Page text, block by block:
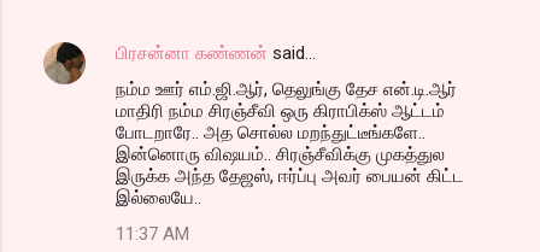
பிரசன்னா கண்ணன் said…
நம்ம ஊர் எம்.ஜி.ஆர், தெலுங்கு தேச என்.டி.ஆர்
மாதிரி நம்ம சிரஞ்சீவி ஒரு கிராபிக்ஸ் ஆட்டம்
போடறாரே.. அத சொல்ல மறந்துட்டீங்களே..
இன்னொரு விஷயம்.. சிரஞ்சீவிக்கு முகத்துல
இருக்க அந்த தேஜஸ், ஈர்ப்பு அவர் பையன் கிட்ட
இல்லையே..
11:37 AM